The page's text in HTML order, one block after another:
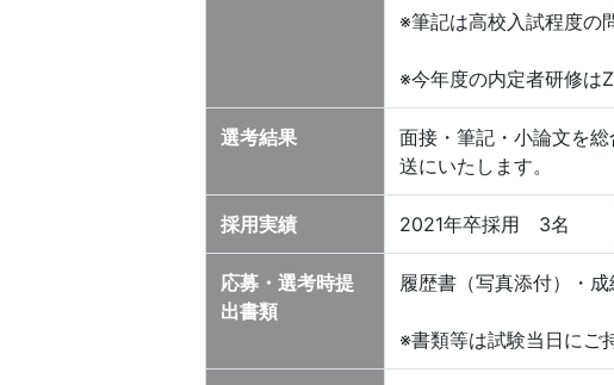
※筆記は高校入試程度の
※今年度の内定者研修は
選考結果
面接・筆記・小論文を
送にいたします。
採用実績 2021年卒採用 3名
応募・選考時提
出書類
履歴書（写真添付）・
※書類等は試験当日にご